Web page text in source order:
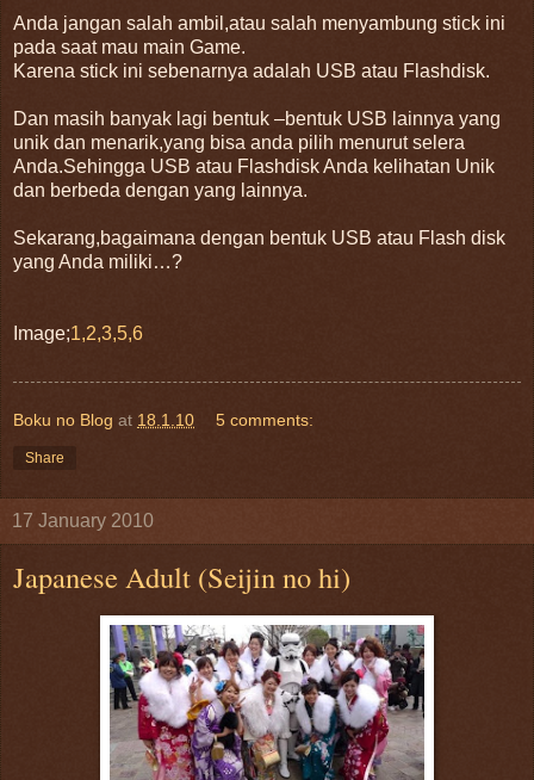
Anda jangan salah ambil,atau salah menyambung stick ini
pada saat mau main Game.
Karena stick ini sebenarnya adalah USB atau Flashdisk.
Dan masih banyak lagi bentuk –bentuk USB lainnya yang
unik dan menarik,yang bisa anda pilih menurut selera
Anda.Sehingga USB atau Flashdisk Anda kelihatan Unik
dan berbeda dengan yang lainnya.
Sekarang,bagaimana dengan bentuk USB atau Flash disk
yang Anda miliki…?
Image;1,2,3,5,6
Boku no Blog at 18.1.10 5 comments:
Share
17 January 2010
Japanese Adult (Seijin no hi)